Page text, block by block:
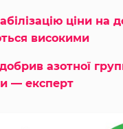
ціни на
високими
азотної
— експерт